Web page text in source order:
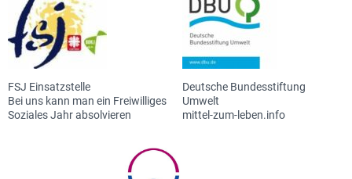
FSJ Einsatzstelle
Bei uns kann man ein Freiwilliges
Soziales Jahr absolvieren
Deutsche Bundesstiftung
Umwelt
mittel-zum-leben.info